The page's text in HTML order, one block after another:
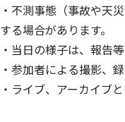
・不測事態（事故や天
する場合があります。
・当日の様子は、報告
・参加者による撮影、
・ライブ、アーカイブ